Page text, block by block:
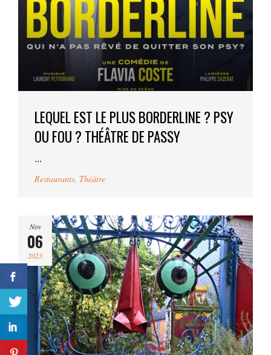
LEQUEL EST LE PLUS BORDERLINE ? PSY
OU FOU ? THÉÂTRE DE PASSY
...
Restaurants, Théâtre
Nov
06
2023